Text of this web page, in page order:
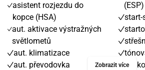
asistent rozjezdu do
kopce (HSA)
aut. aktivace výstražných
světlometů
aut. klimatizace
aut. převodovka
(ESP)
start-
Zobrazit více